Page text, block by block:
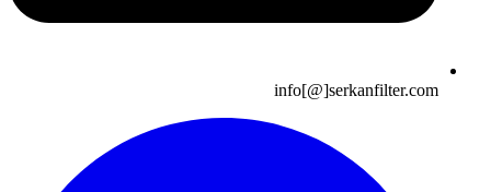
info[@]serkanfilter.com